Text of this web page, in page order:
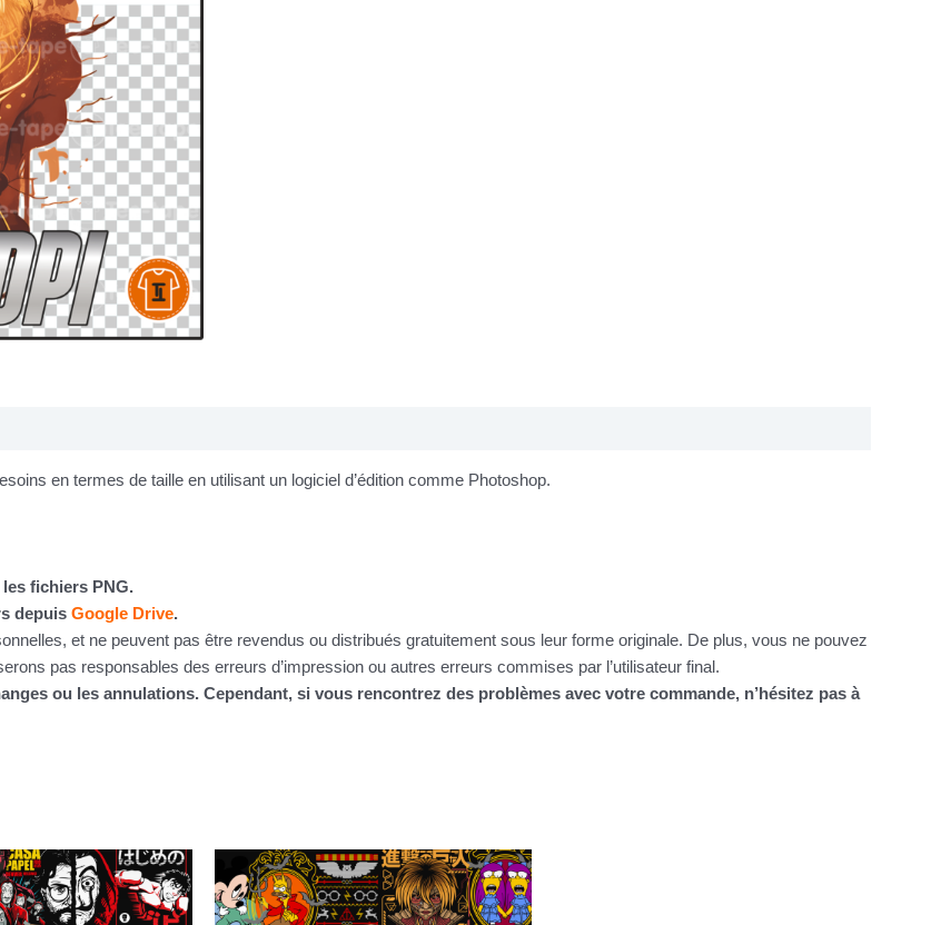
en termes de taille en utilisant un logiciel d’édition comme Photoshop.
fichiers PNG.
depuis Google Drive.
et ne peuvent pas être revendus ou distribués gratuitement sous leur forme originale. De plus, vous ne pouvez
pas responsables des erreurs d’impression ou autres erreurs commises par l’utilisateur final.
ou les annulations. Cependant, si vous rencontrez des problèmes avec votre commande, n’hésitez pas à